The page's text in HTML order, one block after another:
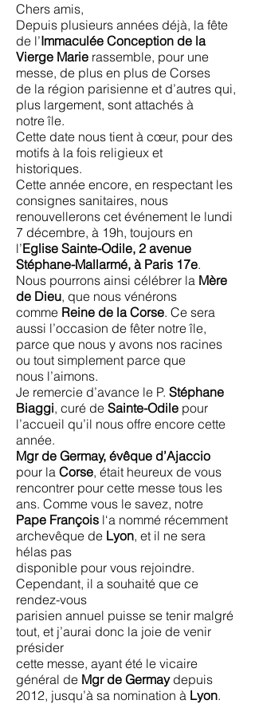
Chers amis,
Depuis plusieurs années déjà, la fête
de l’Immaculée Conception de la
Vierge Marie rassemble, pour une
messe, de plus en plus de Corses
de la région parisienne et d’autres qui,
plus largement, sont attachés à
notre île.
Cette date nous tient à cœur, pour des
motifs à la fois religieux et
historiques.
Cette année encore, en respectant les
consignes sanitaires, nous
renouvellerons cet événement le lundi
7 décembre, à 19h, toujours en
l’Eglise Sainte-Odile, 2 avenue
Stéphane-Mallarmé, à Paris 17e.
Nous pourrons ainsi célébrer la Mère
de Dieu, que nous vénérons
comme Reine de la Corse. Ce sera
aussi l’occasion de fêter notre île,
parce que nous y avons nos racines
ou tout simplement parce que
nous l’aimons.
Je remercie d’avance le P. Stéphane
Biaggi, curé de Sainte-Odile pour
l’accueil qu’il nous offre encore cette
année.
Mgr de Germay, évêque d’Ajaccio
pour la Corse, était heureux de vous
rencontrer pour cette messe tous les
ans. Comme vous le savez, notre
Pape François l‘a nommé récemment
archevêque de Lyon, et il ne sera
hélas pas
disponible pour vous rejoindre.
Cependant, il a souhaité que ce
rendez-vous
parisien annuel puisse se tenir malgré
tout, et j’aurai donc la joie de venir
présider
cette messe, ayant été le vicaire
général de Mgr de Germaydepuis
2012, jusqu’à sa nomination à Lyon.